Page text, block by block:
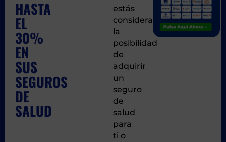
HASTA
EL
30%
EN
SUS
SEGUROS
DE
SALUD
estás
considerando
la
posibilidad
de
adquirir
un
seguro
de
salud
para
ti o